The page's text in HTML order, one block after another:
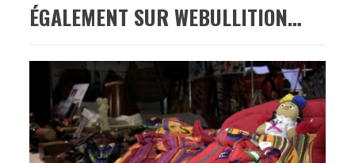
ÉGALEMENT SUR WEBULLITION…